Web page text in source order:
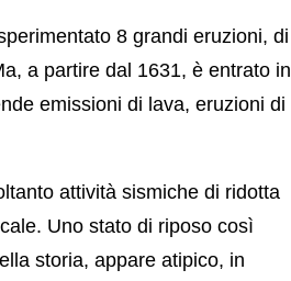
8 grandi eruzioni, di
a partire dal 1631, è entrato in
emissioni di lava, eruzioni di
attività sismiche di ridotta
Uno stato di riposo così
storia, appare atipico, in